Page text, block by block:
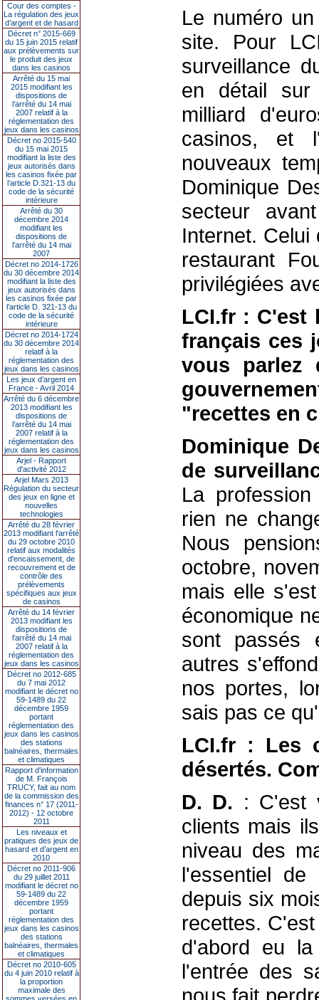
Cour des comptes -
La régulation des jeux
d’argent et de hasard
Décret n° 2015-669
du 15 juin 2015 relatif
aux prélèvements sur
le produit des jeux
dans les casinos
Arrêté du 15 mai
2015 modifiant les
dispositions de
l’arrêté du 14 mai
2007 relatif à la
réglementation des
jeux dans les casinos
Décret no 2015-540
du 15 mai 2015
modifiant la liste des
jeux autorisés dans
les casinos fixée par
l’article D.321-13 du
code de la sécurité
intérieure
Arrêté du 30
décembre 2014
modifiant les
dispositions de
l’arrêté du 14 mai
2007
Décret no 2014-1726
du 30 décembre 2014
modifiant la liste des
jeux autorisés dans
les casinos fixée par
l’article D. 321-13 du
code de la sécurité
intérieure
Décret no 2014-1724
du 30 décembre 2014
relatif à la
réglementation des
jeux dans les casinos
Les jeux d’argent en
France - Avril 2014
Arrêté du 6 décembre
2013 modifiant les
dispositions de
l’arrêté du 14 mai
2007 relatif à la
réglementation des
jeux dans les casinos
Arjel - Rapport
d'activité 2012
Arjel Mars 2013
Régulation du secteur
des jeux en ligne et
nouvelles
technologies
Arrêté du 28 février
2013 modifiant l'arrêté
du 29 octobre 2010
relatif aux modalités
d'encaissement, de
recouvrement et de
contrôle des
prélèvements
spécifiques aux jeux
de casinos
Arrêté du 14 février
2013 modifiant les
dispositions de
l'arrêté du 14 mai
2007 relatif à la
réglementation des
jeux dans les casinos
Décret no 2012-685
du 7 mai 2012
modifiant le décret no
59-1489 du 22
décembre 1959
portant
réglementation des
jeux dans les casinos
des stations
balnéaires, thermales
et climatiques
Rapport d'information
de M. François
TRUCY, fait au nom
de la commission des
finances n° 17 (2011-
2012) - 12 octobre
2011
Les niveaux et
pratiques des jeux de
hasard et d’argent en
2010
Décret no 2011-906
du 29 juillet 2011
modifiant le décret no
59-1489 du 22
décembre 1959
portant
réglementation des
jeux dans les casinos
des stations
balnéaires, thermales
et climatiques
Décret no 2010-605
du 4 juin 2010 relatif à
la proportion
maximale des
Le numéro
site. Pour
surveillance
en détail
milliard
casinos, et
nouveaux
Dominique
secteur
Internet.
restaurant
privilégiées
LCI.fr : C'est
français ces
vous parlez
"recettes en
Dominique
de
La
rien ne
Nous
octobre,
mais elle
économique
sont passés
autres
nos portes,
sais pas ce
LCI.fr : Les
désertés.
D. D. : C'est
clients mais
niveau des
l'essentiel
depuis six
recettes.
d'abord eu
l'entrée des